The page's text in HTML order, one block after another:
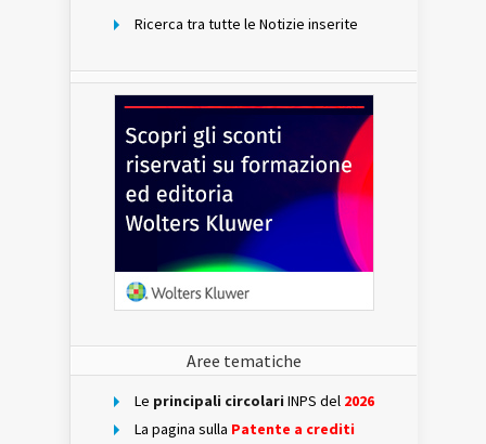
Ricerca tra tutte le Notizie inserite
Aree tematiche
Le principali circolari INPS del 2026
La pagina sulla Patente a crediti